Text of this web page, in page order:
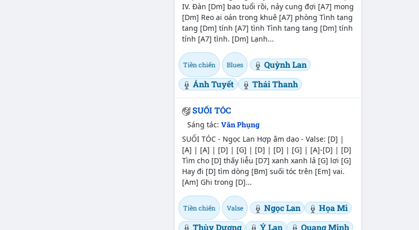
IV. Đàn [Dm] bao tuổi rồi, nảy cung đợi [A7] mong
[Dm] Reo ai oán trong khuê [A7] phòng Tình tang
tang [Dm] tính [A7] tình Tình tang tang [Dm] tính
tính [A7] tình. [Dm] Lạnh...
Tiền chiến Blues
Quỳnh Lan
Ánh Tuyết
Thái Thanh
SUỐI TÓC
Sáng tác:Văn Phụng
SUỐI TÓC - Ngọc Lan Hợp âm dạo - Valse: [D] |
[A] | [A] | [D] | [G] | [D] | [D] | [G] | [A]-[D] | [D]
Tìm cho [D] thấy liễu [D7] xanh xanh lả [G] lơi [G]
Hay đi [D] tìm dòng [Bm] suối tóc trên [Em] vai.
[Am] Ghi trong [D]...
Tiền chiến Valse Ngọc Lan
Họa Mi
Thùy Dương
Ý Lan Quang Minh